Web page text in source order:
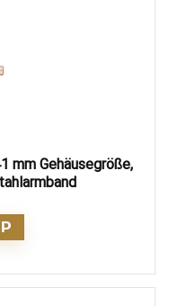
mm Gehäusegröße,